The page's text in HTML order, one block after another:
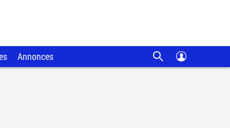
Annonces